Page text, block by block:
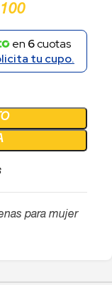
en 6cuotas
tu cupo.
para mujer